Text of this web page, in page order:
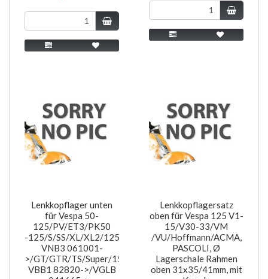
Lenkkopflager unten
für Vespa 50-
125/PV/ET3/PK50
-125/S/SS/XL/XL2/125
VNB3 061001-
>/GT/GTR/TS/Super/150
VBB1 82820->/VGLB
Lenkkopflagersatz
oben für Vespa 125 V1-
15/V30-33/VM
/VU/Hoffmann/ACMA,
PASCOLI, Ø
Lagerschale Rahmen
oben 31x35/41mm, mit